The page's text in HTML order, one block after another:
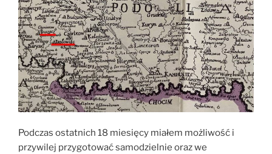
RP”
Podczas ostatnich 18 miesięcy miałem możliwość i
przywilej przygotować samodzielnie oraz we